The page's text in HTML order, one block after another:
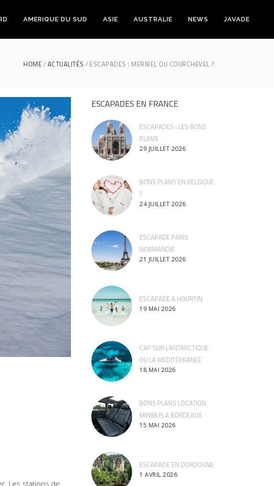
AMERIQUE DU SUD ASIE AUSTRALIE NEWS JAVADE
HOME ACTUALITÉS ESCAPADES : MERIBEL OU COURCHEVEL ?
Les stations de
ESCAPADES EN FRANCE
ESCAPADES : LES BONS
PLANS
29 JUILLET 2026
BONS PLANS EN BELGIQUE
?
24 JUILLET 2026
ESCAPADE PARIS
NORMANDIE
21 JUILLET 2026
ESCAPADE A HOURTIN
19 MAI 2026
CAP SUR L’ANTARCTIQUE
OU LA MEDITERRANEE
18 MAI 2026
BONS PLANS LOCATION
MINIBUS A BORDEAUX
15 MAI 2026
ESCAPADE EN DORDOGNE
1 AVRIL 2026